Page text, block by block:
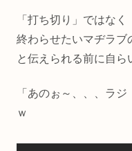
「打ち切り」ではな
終わらせたいマヂラブ
と伝えられる前に自ら
「あのぉ～、、、ラ
ｗ